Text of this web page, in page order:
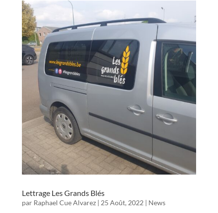
Lettrage Les Grands Blés
par Raphael Cue Alvarez| 25 Août, 2022 | News